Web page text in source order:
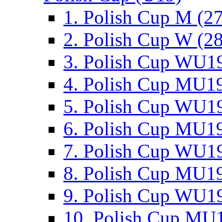
1. Polish Cup M
2. Polish Cup W
3. Polish Cup
4. Polish Cup
5. Polish Cup
6. Polish Cup
7. Polish Cup
8. Polish Cup
9. Polish Cup
10. Polish Cup